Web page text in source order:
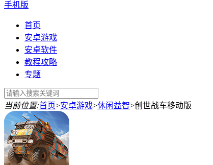
手机版
首页
安卓游戏
安卓软件
教程攻略
专题
当前位置:首页>安卓游戏>休闲益智>创世战车移动版